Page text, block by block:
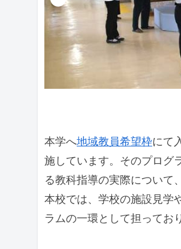
本学へ地域教員希望枠にて
施しています。そのプログ
る教科指導の実際について
本校では、学校の施設見学
ラムの一環として担ってお